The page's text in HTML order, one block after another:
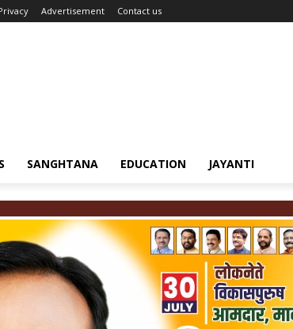
Advertisement Contact us
SANGHTANA EDUCATION JAYANTI